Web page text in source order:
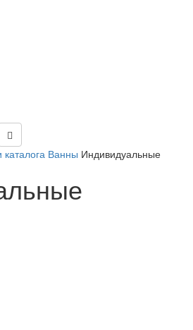
каталога Ванны Индивидуальные